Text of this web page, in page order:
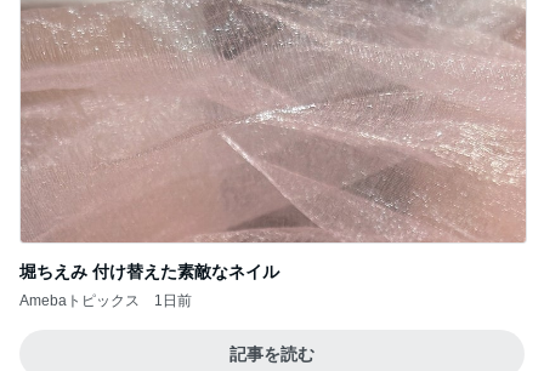
堀ちえみ 付け替えた素敵なネイル
Amebaトピックス 1日前
記事を読む